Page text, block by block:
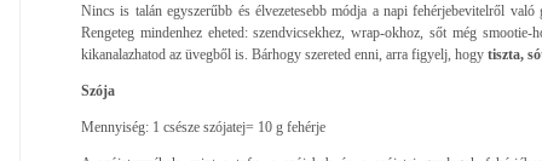
Nincs is talán egyszerűbb és élvezetesebb módja a napi fehérjebevitelről
Rengeteg mindenhez eheted: szendvicsekhez, wrap-okhoz, sőt még smootie-
kikanalazhatod az üvegből is. Bárhogy szereted enni, arra figyelj, hogy tiszta,
Szója
Mennyiség: 1 csésze szójatej= 10 g fehérje